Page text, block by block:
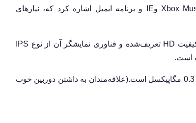
برنامه‌هایی مانند Xbox Music, Xbox Games, Xbox Video, OneDrive وIE و برنامه ایمیل اشاره کرد که، نیازهای
این تبلت 8 اینچی بوده و دارای رزولوشن 1280*800 پیکسل با کیفیت HD تعریف‌شده و فناوری نمایشگر آن از نوع IPS
دوربین اصلی 2 مگاپیکسل و دوربین دوم از نوع VGA و با کیفیت 0.3 مگاپیکسل است.(علاقه‌مندان به داشتن دوربین خوب